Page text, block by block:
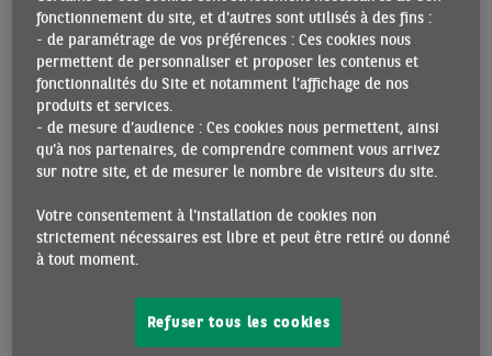
l’inflation (1,8 point de pourcentage en décembre). Alors
que la dépréciation du yen s’est estompée, la hausse des
coûts de l’énergie (encore extrêmement importante en
janvier, avec des prix à la production dans le secteur en
hausse de 49,7% a/a) continue de générer une forte pression
sur les prix.
2,5%, en décembre dernier. Le marché du travail ne s’est
pourtant pas totalement remis du choc de la Covid-19, les
toujours inférieurs à ceux de la fin 2019. Dans ce contexte,
la croissance resterait modérément positive à l’horizon des
fonctionnement du site, et d'autres sont utilisés à des fins :
- de paramétrage de vos préférences : Ces cookies nous
permettent de personnaliser et proposer les contenus et
fonctionnalités du Site et notamment l’affichage de nos
produits et services.
- de mesure d’audience : Ces cookies nous permettent, ainsi
qu'à nos partenaires, de comprendre comment vous arrivez
sur notre site, et de mesurer le nombre de visiteurs du site.
Votre consentement à l'installation de cookies non
strictement nécessaires est libre et peut être retiré ou donné
à tout moment.
Refuser tous les cookies